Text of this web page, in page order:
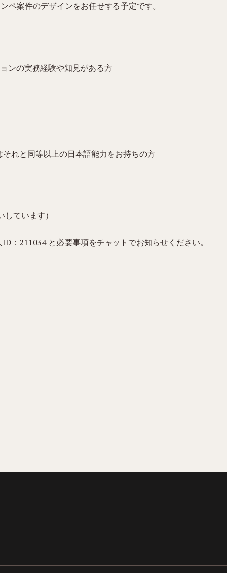
ペ案件のデザインをお任せする予定です。
ンの実務経験や知見がある方
れと同等以上の日本語能力をお持ちの方
ています）
：211034 と必要事項をチャットでお知らせください。